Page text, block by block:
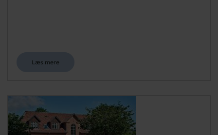
Læs mere